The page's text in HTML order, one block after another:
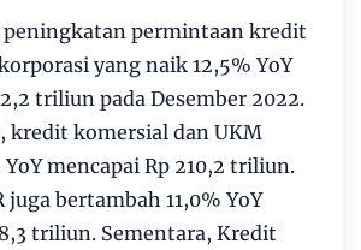
peningkatan permintaan kredit
yang naik 12,5% YoY
triliun pada Desember 2022.
kredit komersial dan UKM
mencapai Rp 210,2 triliun.
bertambah 11,0% YoY
triliun. Sementara, Kredit